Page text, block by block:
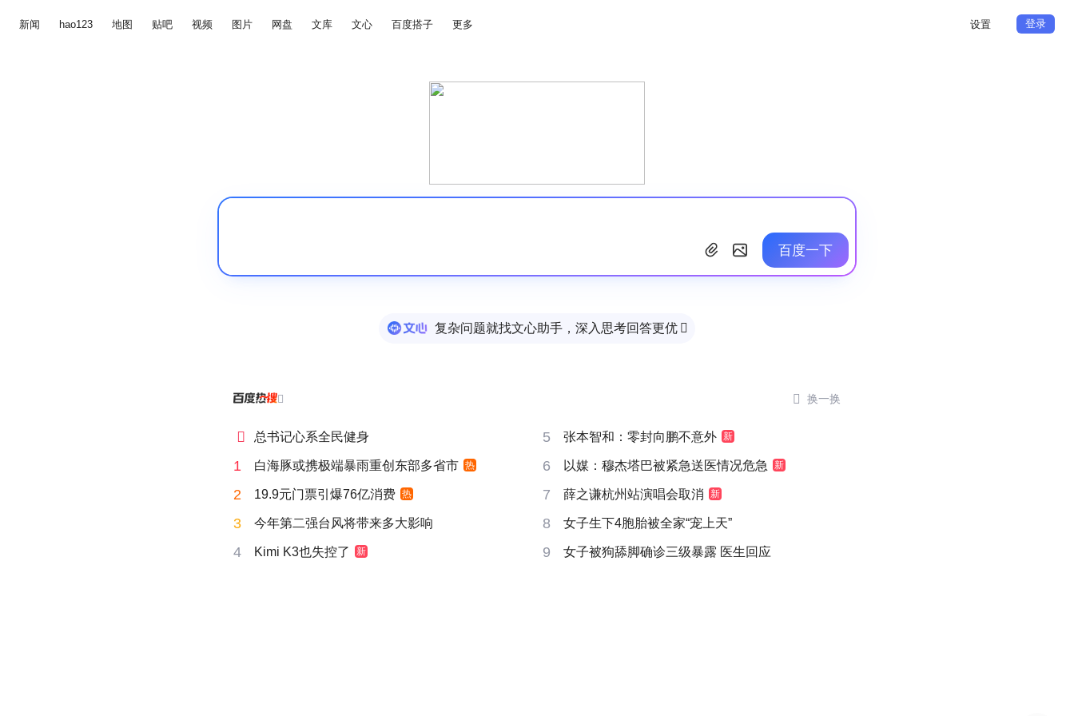
新闻 hao123 地图 贴吧 视频 图片 网盘 文库 文心 百度搭子 更多 设置 登录
百度一下
复杂问题就找文心助手，深入思考回答更优 
  换一换
 总书记心系全民健身 5 张本智和：零封向鹏不意外 新
1 白海豚或携极端暴雨重创东部多省市 热 6 以媒：穆杰塔巴被紧急送医情况危急 新
2 19.9元门票引爆76亿消费 热 7 薛之谦杭州站演唱会取消 新
3 今年第二强台风将带来多大影响 8 女子生下4胞胎被全家“宠上天”
4 Kimi K3也失控了 新 9 女子被狗舔脚确诊三级暴露 医生回应